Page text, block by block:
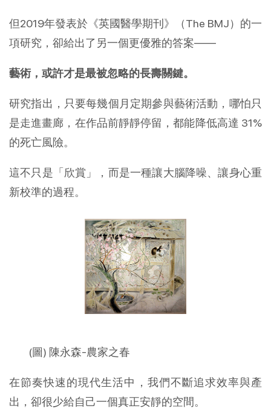
但2019年發表於《英國醫學期刊》（The BMJ）的一
項研究，卻給出了另一個更優雅的答案——
藝術，或許才是最被忽略的長壽關鍵。
研究指出，只要每幾個月定期參與藝術活動，哪怕只
是走進畫廊，在作品前靜靜停留，都能降低高達 31%
的死亡風險。
這不只是「欣賞」，而是一種讓大腦降噪、讓身心重
新校準的過程。
(圖) 陳永森-農家之春
在節奏快速的現代生活中，我們不斷追求效率與產
出，卻很少給自己一個真正安靜的空間。